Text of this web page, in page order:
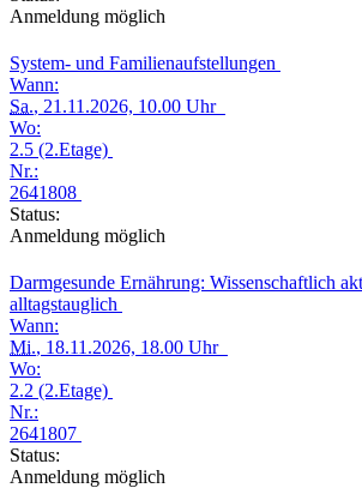
Anmeldung möglich
System- und Familienaufstellungen
Wann:
Sa., 21.11.2026, 10.00 Uhr
Wo:
2.5 (2.Etage)
Nr.:
2641808
Status:
Anmeldung möglich
Darmgesunde Ernährung: Wissenschaftlich
alltagstauglich
Wann:
Mi., 18.11.2026, 18.00 Uhr
Wo:
2.2 (2.Etage)
Nr.:
2641807
Status:
Anmeldung möglich